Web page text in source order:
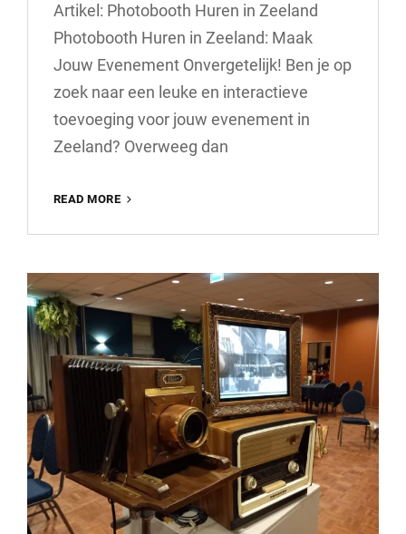
Artikel: Photobooth Huren in Zeeland
Photobooth Huren in Zeeland: Maak
Jouw Evenement Onvergetelijk! Ben je op
zoek naar een leuke en interactieve
toevoeging voor jouw evenement in
Zeeland? Overweeg dan
READ MORE
PHOTOBOOTH
EEN
ONVERGETELIJKE
TIJD
ZEELAND